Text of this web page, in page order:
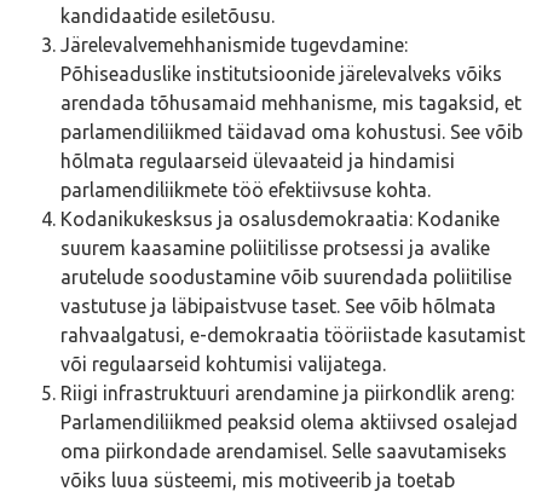
kandidaatide esiletõusu.
Järelevalvemehhanismide tugevdamine:
Põhiseaduslike institutsioonide järelevalveks võiks
arendada tõhusamaid mehhanisme, mis tagaksid, et
parlamendiliikmed täidavad oma kohustusi. See võib
hõlmata regulaarseid ülevaateid ja hindamisi
parlamendiliikmete töö efektiivsuse kohta.
Kodanikukesksus ja osalusdemokraatia: Kodanike
suurem kaasamine poliitilisse protsessi ja avalike
arutelude soodustamine võib suurendada poliitilise
vastutuse ja läbipaistvuse taset. See võib hõlmata
rahvaalgatusi, e-demokraatia tööriistade kasutamist
või regulaarseid kohtumisi valijatega.
Riigi infrastruktuuri arendamine ja piirkondlik areng:
Parlamendiliikmed peaksid olema aktiivsed osalejad
oma piirkondade arendamisel. Selle saavutamiseks
võiks luua süsteemi, mis motiveerib ja toetab